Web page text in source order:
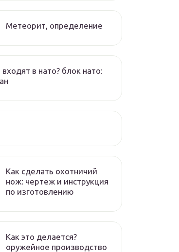
Метеорит, определение
в нато? блок нато:
Как сделать охотничий
нож: чертеж и инструкция
по изготовлению
Как это делается?
оружейное производство